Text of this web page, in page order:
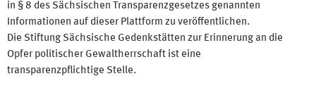
in § 8 des Sächsischen Transparenzgesetzes genannten
Informationen auf dieser Plattform zu veröffentlichen.
Die Stiftung Sächsische Gedenkstätten zur Erinnerung an die
Opfer politischer Gewaltherrschaft ist eine
transparenzpflichtige Stelle.